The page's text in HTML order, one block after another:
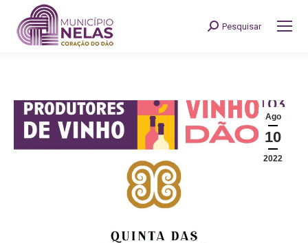
Search:
Pesquisar
Ago
10
2022